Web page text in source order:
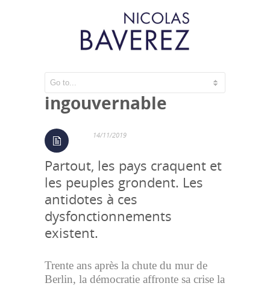
La démocratie
ingouvernable
14/11/2019
Partout, les pays craquent et
les peuples grondent. Les
antidotes à ces
dysfonctionnements
existent.
Trente ans après la chute du mur de
Berlin, la démocratie affronte sa crise la